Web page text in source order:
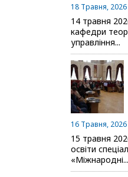
18 Травня, 2026
14 травня
кафедри
управління...
16 Травня, 2026
15 травня
освіти
«Міжнародні...